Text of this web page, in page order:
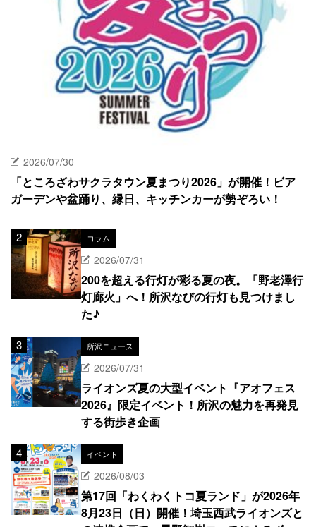
2026/07/30
「ところざわサクラタウン夏まつり2026」が開催！ビア
ガーデンや盆踊り、縁日、キッチンカーが勢ぞろい！
コラム
2026/07/31
200を超える行灯が彩る夏の夜。「野老澤行
灯廊火」へ！所沢なびの行灯も見つけまし
た♪
所沢ニュース
2026/07/31
ライオンズ夏の大型イベント『アオフェス
2026』限定イベント！所沢の魅力を再発見
する街歩き企画
イベント
2026/08/03
第17回「わくわくトコ夏ランド」が2026年
8月23日（日）開催！埼玉西武ライオンズと